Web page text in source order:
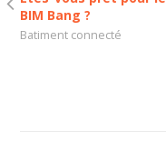
BIM Bang ?
Batiment connecté